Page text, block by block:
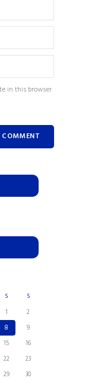
in this browser
S S
1
2
8
9
15
16
22
23
29
30